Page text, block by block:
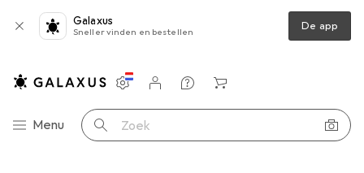
Galaxus
Sneller vinden en bestellen De app
Categorie navigatie
Menu Zoek op
Instellingen
Klantenaccount
Produktvergelijking
Verlanglijstje
Winkelmandje